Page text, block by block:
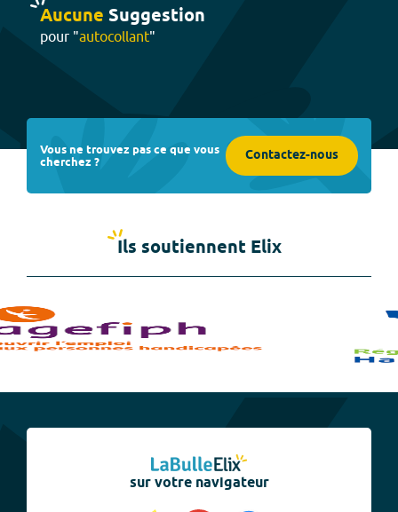
Aucune Suggestion
pour "autocollant"
Vous ne trouvez pas ce que vous
cherchez ? Contactez-nous
Ils soutiennent Elix
sur votre navigateur